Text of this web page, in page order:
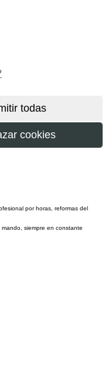
por horas, reformas del
siempre en constante